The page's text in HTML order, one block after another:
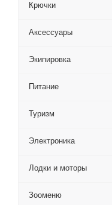
Крючки
Аксессуары
Экипировка
Питание
Туризм
Электроника
Лодки и моторы
Зооменю